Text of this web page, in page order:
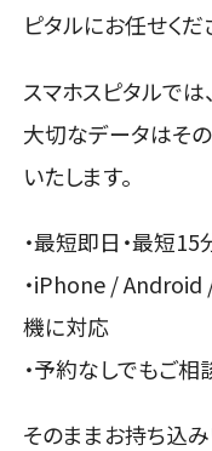
ピタルにお任せくだ
スマホスピタルでは、
大切なデータはそ
いたします。
・最短即日・最短
・iPhone / Android
機に対応
・予約なしでもご相
そのままお持ち込